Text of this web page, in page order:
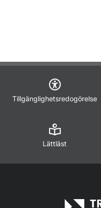
Tillgänglighetsredogörelse
Lättläst